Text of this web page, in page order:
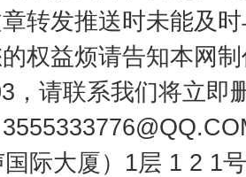
转发推送时未能及
权益烦请告知本网
，请联系我们将立即
际大厦）1层 1 2 1
抗生素超标问题” 法